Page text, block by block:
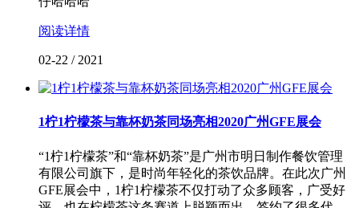
阅读详情
02-22 / 2021
1柠1柠檬茶与靠杯奶茶同场亮相2020广州GFE展会
“1柠1柠檬茶”和“靠杯奶茶”是广州市明日制作餐饮管理
有限公司旗下，是时尚年轻化的茶饮品牌。在此次广州
GFE展会中，1柠1柠檬茶不仅打动了众多顾客，广受好